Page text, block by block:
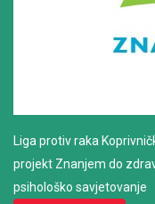
Liga protiv raka
projekt Znanjem do
psihološko savjetovanje